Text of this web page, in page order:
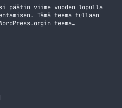
päätin viime vuoden lopulla
Tämä teema tullaan
teema
suotavaa, että
minulle suoraan :)
Teemassa on suoraan tuki…